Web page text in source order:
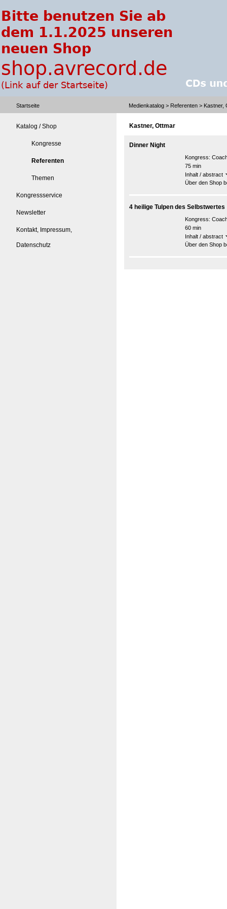
Startseite Medienkatalog > Referenten > Kastner,
Katalog / Shop
Kongresse
Referenten
Themen
Kongressservice
Newsletter
Kontakt, Impressum,
Datenschutz
Kastner, Ottmar
Dinner Night
Kongress:
75 min
Inhalt / abstract
Über den Shop
4 heilige Tulpen des Selbstwertes
Kongress:
60 min
Inhalt / abstract
Über den Shop